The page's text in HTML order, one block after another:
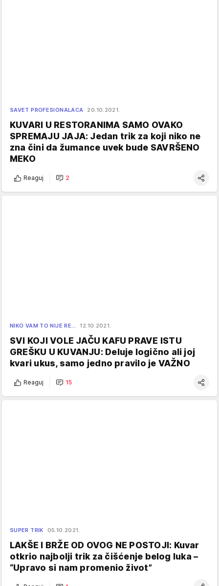
SAVET PROFESIONALACA 20.10.2021.
KUVARI U RESTORANIMA SAMO OVAKO
SPREMAJU JAJA: Jedan trik za koji niko ne
zna čini da žumance uvek bude SAVRŠENO
MEKO
Reaguj 2
NIKO VAM TO NIJE RE… 12.10.2021.
SVI KOJI VOLE JAČU KAFU PRAVE ISTU
GREŠKU U KUVANJU: Deluje logično ali joj
kvari ukus, samo jedno pravilo je VAŽNO
Reaguj 15
SUPER TRIK 05.10.2021.
LAKŠE I BRŽE OD OVOG NE POSTOJI: Kuvar
otkrio najbolji trik za čišćenje belog luka –
“Upravo si nam promenio život”